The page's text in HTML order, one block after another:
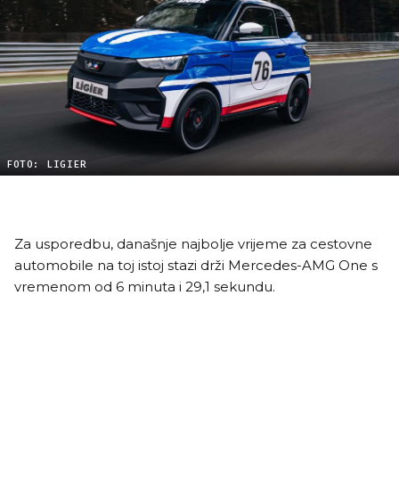
FOTO: LIGIER
Za usporedbu, današnje najbolje vrijeme za cestovne
automobile na toj istoj stazi drži Mercedes-AMG One s
vremenom od 6 minuta i 29,1 sekundu.